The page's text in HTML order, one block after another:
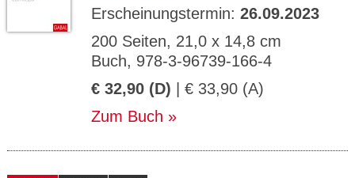
Erscheinungstermin: 26.09.2023
200 Seiten, 21,0 x 14,8 cm
Buch, 978-3-96739-166-4
€ 32,90 (D) | € 33,90 (A)
Zum Buch